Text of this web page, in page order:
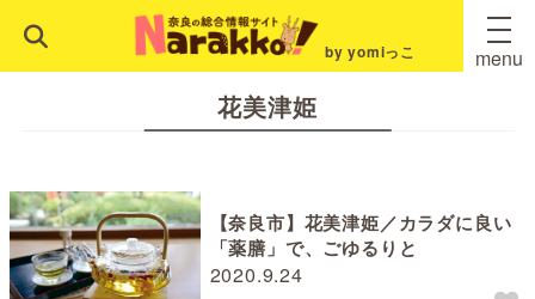
by yomiっこ menu
花美津姫
2020.9.24
【奈良市】花美津姫／カラダに良い
「薬膳」で、ごゆるりと